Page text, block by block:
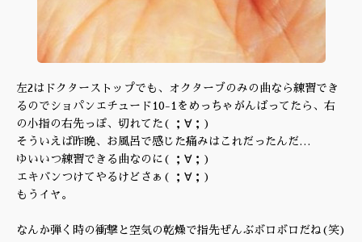
左2はドクターストップでも、オクターブのみの曲なら練習でき
るのでショパンエチュード10-1をめっちゃがんばってたら、右
の小指の右先っぽ、切れてた( ；∀；)
そういえば昨晩、お風呂で感じた痛みはこれだったんだ…
ゆいいつ練習できる曲なのに( ；∀；)
エキバンつけてやるけどさぁ( ；∀；)
もうイヤ。
なんか弾く時の衝撃と空気の乾燥で指先ぜんぶボロボロだね(笑)